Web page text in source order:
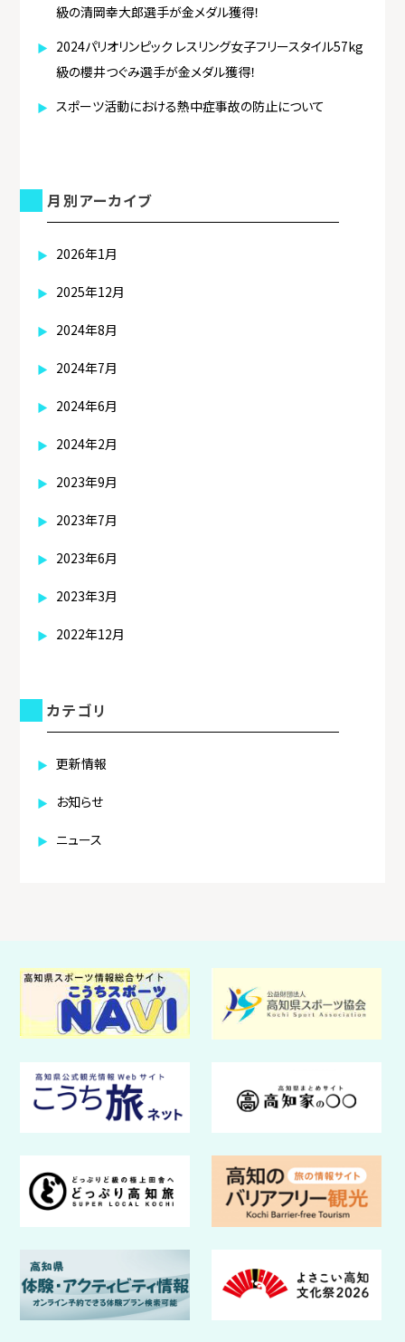
級の清岡幸大郎選手が金メダル獲得！
2024パリオリンピック レスリング女子フリースタイル57kg
級の櫻井つぐみ選手が金メダル獲得！
スポーツ活動における熱中症事故の防止について
月別アーカイブ
2026年1月
2025年12月
2024年8月
2024年7月
2024年6月
2024年2月
2023年9月
2023年7月
2023年6月
2023年3月
2022年12月
カテゴリ
更新情報
お知らせ
ニュース